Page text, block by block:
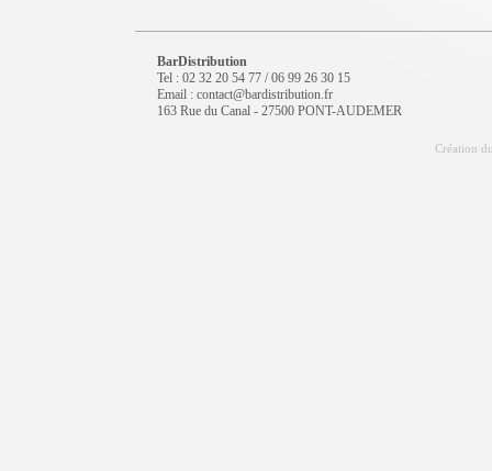
BarDistribution
Tel : 02 32 20 54 77 / 06 99 26 30 15
Email : contact@bardistribution.fr
163 Rue du Canal - 27500 PONT-AUDEMER
Création